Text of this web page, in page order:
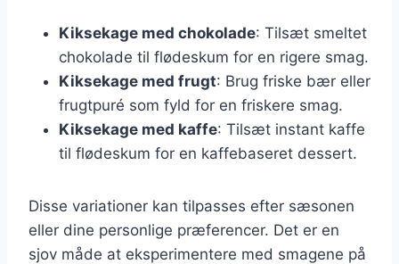
Kiksekage med chokolade: Tilsæt smeltet
chokolade til flødeskum for en rigere smag.
Kiksekage med frugt: Brug friske bær eller
frugtpuré som fyld for en friskere smag.
Kiksekage med kaffe: Tilsæt instant kaffe
til flødeskum for en kaffebaseret dessert.
Disse variationer kan tilpasses efter sæsonen
eller dine personlige præferencer. Det er en
sjov måde at eksperimentere med smagene på